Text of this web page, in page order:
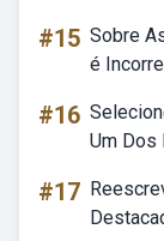
#15 Sobre
é
#16
Um Dos
#17